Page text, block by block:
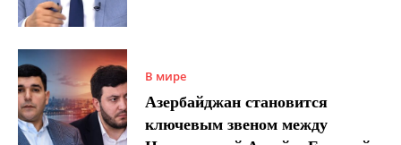
В мире
Азербайджан становится
ключевым звеном между